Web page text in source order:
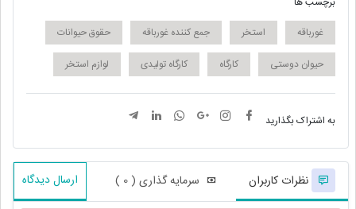
غورباقه
استخر جمع کننده غورباقه
حقوق حیوانات
حیوان دوستی
کارگاه کارگاه تولیدی لوازم استخر
به اشتراک بگذارید
نظرات کاربران سرمایه گذاری ( 0 ) ارسال دیدگاه